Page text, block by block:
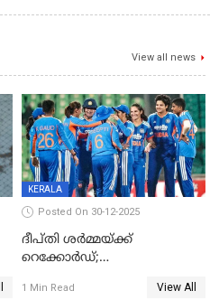
View all news
KERALA
Posted On 30-12-2025
ദീപ്തി ശർമ്മയ്ക്ക്
റെക്കോർഡ്;
ടി20 പരമ്പര തൂത്തുവാരി
1 Min Read View All